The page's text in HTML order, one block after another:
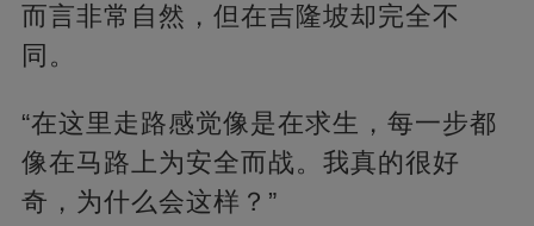
而言非常自然，但在吉隆坡却完全不
同。
“在这里走路感觉像是在求生，每一步都
像在马路上为安全而战。我真的很好
奇，为什么会这样？”